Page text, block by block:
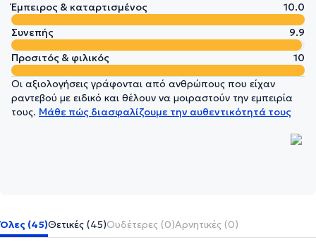
Έμπειρος & καταρτισμένος
10.0
Συνεπής
9.9
Προσιτός & φιλικός
10
Οι αξιολογήσεις γράφονται από ανθρώπους που είχαν
ραντεβού με ειδικό και θέλουν να μοιραστούν την εμπειρία
τους. Μάθε πώς διασφαλίζουμε την αυθεντικότητά τους
Όλες (45)Θετικές (45)Ουδέτερες (0)Αρνητικές (0)